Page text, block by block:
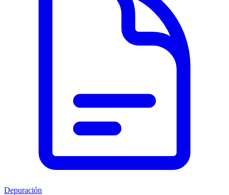
Depuración